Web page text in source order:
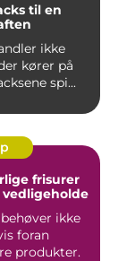
til en
ikke
kører på
spi...
frisurer
ikke
foran
produkter.